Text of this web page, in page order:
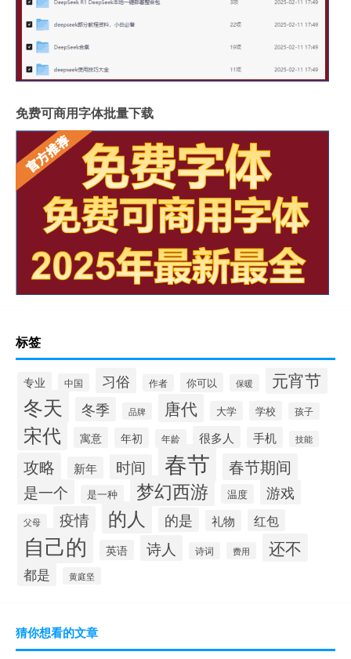
免费可商用字体批量下载
标签
专业 中国 习俗 作者 你可以 保暖 元宵节
冬天 冬季 品牌 唐代 大学 学校 孩子
宋代 寓意 年初 年龄 很多人 手机 技能
攻略 新年 时间 春节 春节期间
是一个 是一种 梦幻西游 温度 游戏
父母 疫情 的人 的是 礼物 红包
自己的 英语 诗人 诗词 费用 还不
都是 黄庭坚
猜你想看的文章